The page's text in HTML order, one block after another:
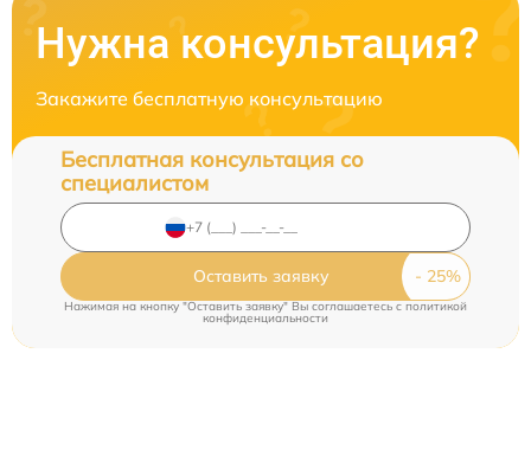
Нужна консультация?
Закажите бесплатную консультацию
Бесплатная консультация со
специалистом
Оставить заявку
Нажимая на кнопку "Оставить заявку" Вы соглашаетесь cполитикой
конфиденциальности